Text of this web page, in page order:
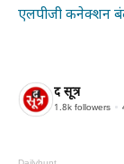
एलपीजी कनेक्शन
द सूत्र
1.8k followers